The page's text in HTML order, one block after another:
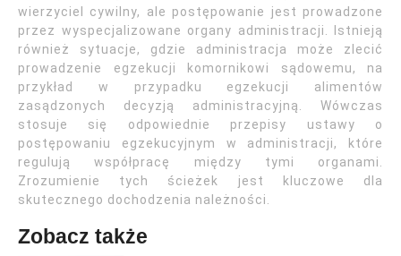
wierzyciel cywilny, ale postępowanie jest prowadzone
przez wyspecjalizowane organy administracji. Istnieją
również sytuacje, gdzie administracja może zlecić
prowadzenie egzekucji komornikowi sądowemu, na
przykład w przypadku egzekucji alimentów
zasądzonych decyzją administracyjną. Wówczas
stosuje się odpowiednie przepisy ustawy o
postępowaniu egzekucyjnym w administracji, które
regulują współpracę między tymi organami.
Zrozumienie tych ścieżek jest kluczowe dla
skutecznego dochodzenia należności.
Zobacz także